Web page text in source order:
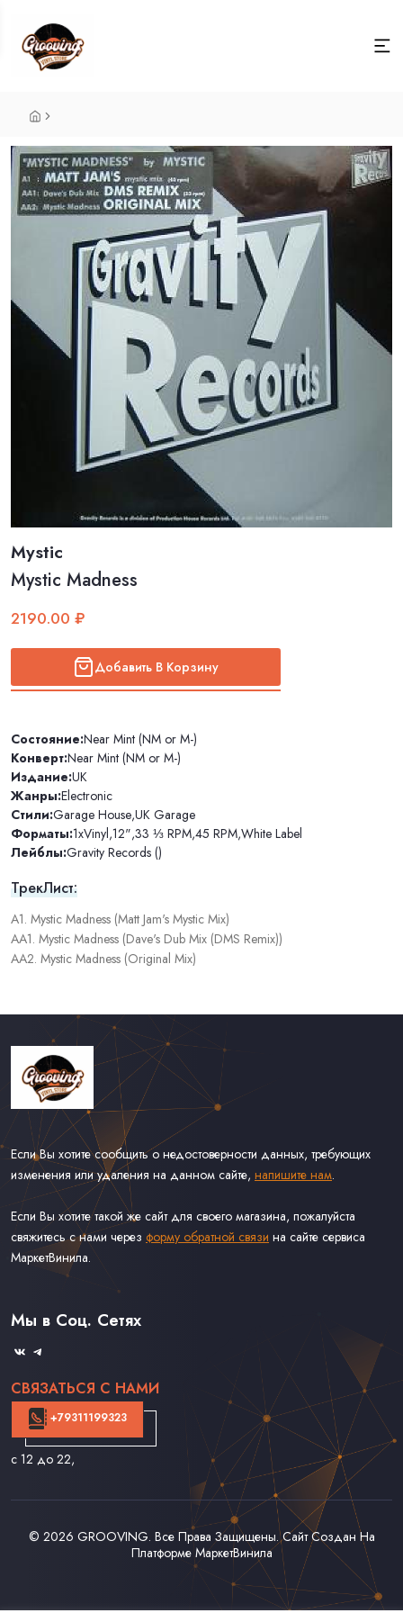
Mystic
Mystic Madness
2190.00 ₽
Добавить В Корзину
Состояние:Near Mint (NM or M-)
Конверт:Near Mint (NM or M-)
Издание:UK
Жанры:Electronic
Стили:Garage House,UK Garage
Форматы:1xVinyl,12",33 ⅓ RPM,45 RPM,White Label
Лейблы:Gravity Records ()
ТрекЛист:
A1. Mystic Madness (Matt Jam's Mystic Mix)
AA1. Mystic Madness (Dave's Dub Mix (DMS Remix))
AA2. Mystic Madness (Original Mix)
Если Вы хотите сообщить о недостоверности данных, требующих
изменения или удаления на данном сайте, напишите нам.
Если Вы хотите такой же сайт для своего магазина, пожалуйста
свяжитесь с нами через форму обратной связи на сайте сервиса
МаркетВинила.
Связаться С Нами
Оферта
Мы в Соц. Сетях
СВЯЗАТЬСЯ С НАМИ
+79311199323
с 12 до 22,
© 2026 GROOVING. Все Права Защищены. Сайт Создан На
Платформе МаркетВинила